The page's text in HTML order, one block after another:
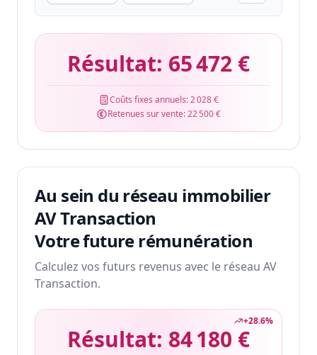
Résultat: 65 472 €
Coûts fixes annuels:2 028 €
Retenues sur vente:22 500 €
Au sein du réseau immobilier
AV Transaction
Votre future rémunération
Calculez vos futurs revenus avec le réseau AV
Transaction.
+28.6%
Résultat: 84 180 €